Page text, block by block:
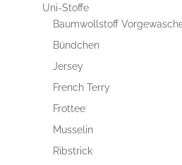
Uni-Stoffe
Baumwollstoff
Bündchen
Jersey
French Terry
Frottee
Musselin
Ribstrick